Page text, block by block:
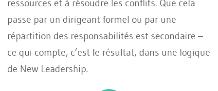
ressources et à résoudre les conflits. Que cela
passe par un dirigeant formel ou par une
répartition des responsabilités est secondaire –
ce qui compte, c’est le résultat, dans une logique
de New Leadership.